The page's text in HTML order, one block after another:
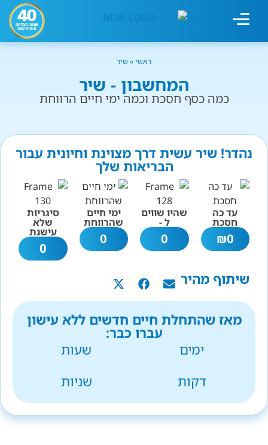
ראשי» שיר
המחשבון - שיר
כמה כסף חסכת וכמה ימי חיים הרווחת
נהדר! שיר עשית דרך מצוינת וחיונית עבור
הבריאות שלך
עד כה
חסכת
0
₪
שהיו שווים
ל -
0
ימי חיים
שהרווחת
0
סיגריות
שלא
עישנת
0
שיתוף מהיר
מאז שהתחלת חיים חדשים ללא עישון
עברו כבר:
ימים
שעות
דקות
שניות